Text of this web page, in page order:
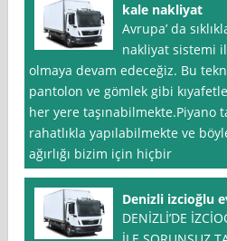
kale nakliyat
Avrupa’ da
nakliyat sistemi
olmaya devam edeceğiz. Bu
pantolon ve gömlek gibi
her yere taşınabilmekte.Piyano
rahatlıkla yapılabilmekte ve
ağırlığı bizim için hiçbir
Denizli izcioğlu
DENİZLİ’DE